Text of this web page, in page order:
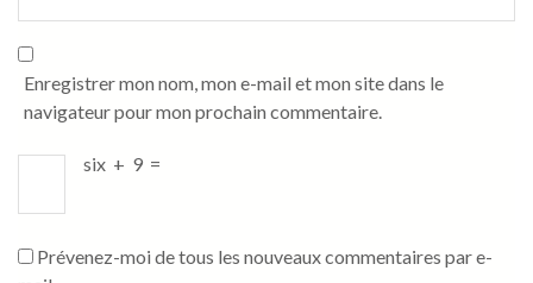
Enregistrer mon nom, mon e-mail et mon site dans le
navigateur pour mon prochain commentaire.
six + 9 =
Prévenez-moi de tous les nouveaux commentaires par e-